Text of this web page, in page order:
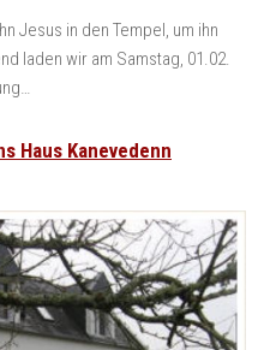
Jesus in den Tempel, um ihn
laden wir am Samstag, 01.02.
Haus Kanevedenn